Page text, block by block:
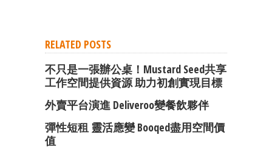
RELATED POSTS
不只是一張辦公桌！Mustard Seed共享
工作空間提供資源 助力初創實現目標
外賣平台演進 Deliveroo變餐飲夥伴
彈性短租 靈活應變 Booqed盡用空間價
值